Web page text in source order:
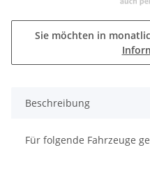
Sie möchten in
Beschreibung
Für folgende Fahrzeuge